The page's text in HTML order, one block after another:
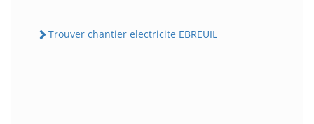
Trouver chantier electricite EBREUIL